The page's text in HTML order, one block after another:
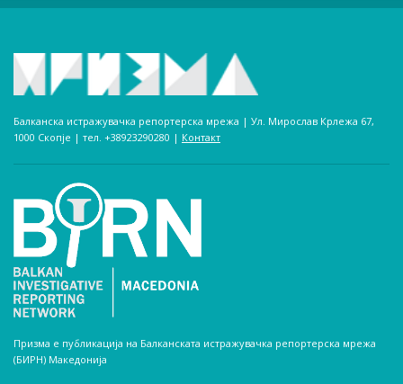
Балканска истражувачка репортерска мрежа | Ул. Мирослав Крлежа 67,
1000 Скопје | тел. +38923290280­ | Контакт
Призма е публикација на Балканската истражувачка репортерска мрежа
(БИРН) Македонија